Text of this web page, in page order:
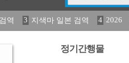
검역 3 지색마 일본 검역 4 2026
12 중독성 식물 도감 13 媛 異 14
정기간행물